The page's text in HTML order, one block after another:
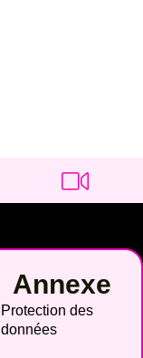
Annexe
Protection des
données